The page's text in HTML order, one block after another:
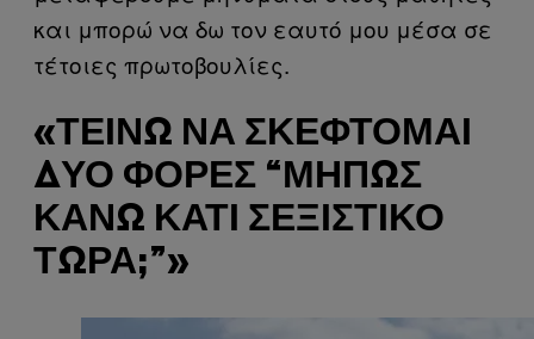
και μπορώ να δω τον εαυτό μου μέσα σε
τέτοιες πρωτοβουλίες.
«ΤΕΊΝΩ ΝΑ ΣΚΈΦΤΟΜΑΙ
ΔΎΟ ΦΟΡΈΣ “ΜΉΠΩΣ
ΚΆΝΩ ΚΆΤΙ ΣΕΞΙΣΤΙΚΌ
ΤΏΡΑ;”»